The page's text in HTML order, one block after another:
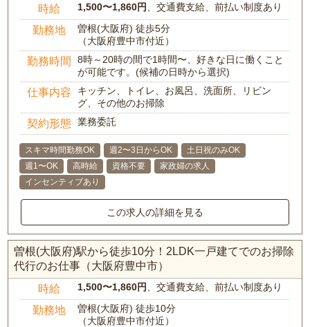
時給 1,500〜1,860円 、交通費支給、前払い制度あり
勤務地
曽根(大阪府) 徒歩5分
（大阪府豊中市付近）
勤務時間
8時～20時の間で1時間〜、好きな日に働くこと
が可能です。(候補の日時から選択)
仕事内容
キッチン、トイレ、お風呂、洗面所、リビン
グ、その他のお掃除
契約形態 業務委託
スキマ時間勤務OK 週2〜3日からOK
土日祝のみOK
週1〜OK
高時給 資格不要
家政婦の求人
インセンティブあり
この求人の詳細を見る
曽根(大阪府)駅から徒歩10分！2LDK一戸建てでのお掃除
代行のお仕事（大阪府豊中市）
時給 1,500〜1,860円 、交通費支給、前払い制度あり
勤務地
曽根(大阪府) 徒歩10分
（大阪府豊中市付近）